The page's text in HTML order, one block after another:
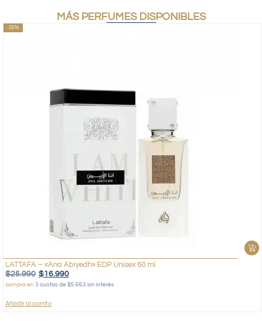
MÁS PERFUMES DISPONIBLES
-35%
LATTAFA – «Ana Abiyedh» EDP Unisex 60 ml
$25.990 $16.990
compra en 3 cuotas de $5.663 sin interés
Añadir al carrito